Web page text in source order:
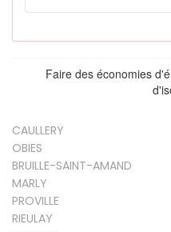
Faire des économies
CAULLERY
OBIES
BRUILLE-SAINT-AMAND
MARLY
PROVILLE
RIEULAY